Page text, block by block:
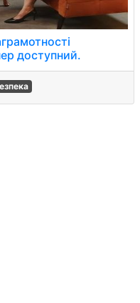
доступний.